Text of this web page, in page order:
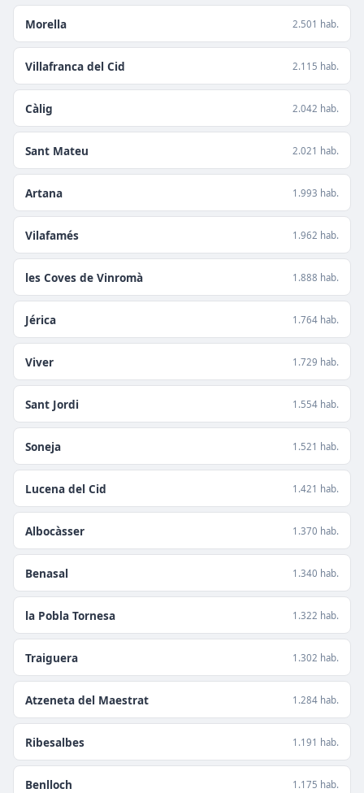
Morella 2.501 hab.
Villafranca del Cid 2.115 hab.
Càlig 2.042 hab.
Sant Mateu 2.021 hab.
Artana 1.993 hab.
Vilafamés 1.962 hab.
les Coves de Vinromà 1.888 hab.
Jérica 1.764 hab.
Viver 1.729 hab.
Sant Jordi 1.554 hab.
Soneja 1.521 hab.
Lucena del Cid 1.421 hab.
Albocàsser 1.370 hab.
Benasal 1.340 hab.
la Pobla Tornesa 1.322 hab.
Traiguera 1.302 hab.
Atzeneta del Maestrat 1.284 hab.
Ribesalbes 1.191 hab.
Benlloch 1.175 hab.